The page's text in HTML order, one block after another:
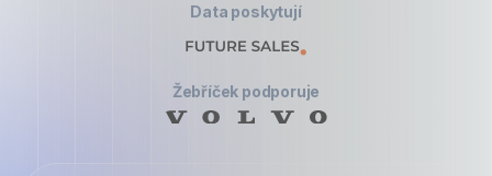
Data poskytují
Žebříček podporuje